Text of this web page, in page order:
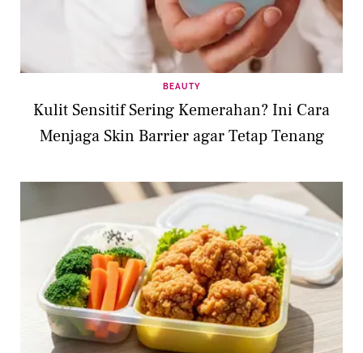
BEAUTY
Kulit Sensitif Sering Kemerahan? Ini Cara
Menjaga Skin Barrier agar Tetap Tenang